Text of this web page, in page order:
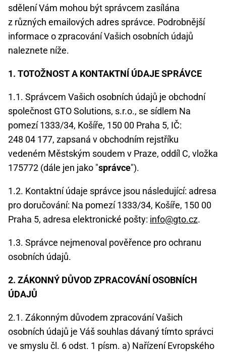
sdělení Vám mohou být správcem zasílána
z různých emailových adres správce. Podrobnější
informace o zpracování Vašich osobních údajů
naleznete níže.
1. TOTOŽNOST A KONTAKTNÍ ÚDAJE SPRÁVCE
1.1. Správcem Vašich osobních údajů je obchodní
společnost GTO Solutions, s.r.o., se sídlem Na
pomezí 1333/34, Košíře, 150 00 Praha 5, IČ:
248 04 177, zapsaná v obchodním rejstříku
vedeném Městským soudem v Praze, oddíl C, vložka
175772 (dále jen jako "správce").
1.2. Kontaktní údaje správce jsou následující: adresa
pro doručování: Na pomezí 1333/34, Košíře, 150 00
Praha 5, adresa elektronické pošty: info@gto.cz.
1.3. Správce nejmenoval pověřence pro ochranu
osobních údajů.
2. ZÁKONNÝ DŮVOD ZPRACOVÁNÍ OSOBNÍCH
ÚDAJŮ
2.1. Zákonným důvodem zpracování Vašich
osobních údajů je Váš souhlas dávaný tímto správci
ve smyslu čl. 6 odst. 1 písm. a) Nařízení Evropského